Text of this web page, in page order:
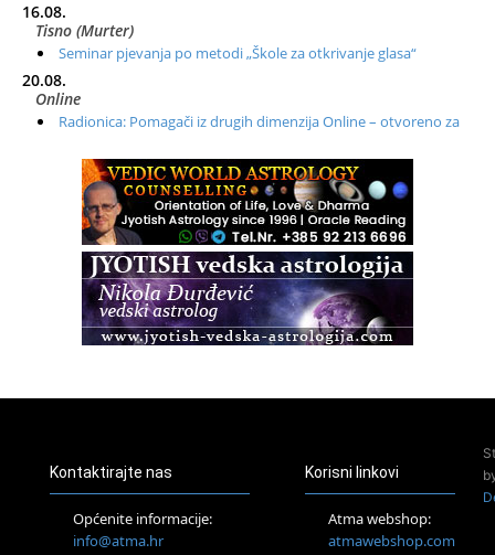
16.08.
Tisno (Murter)
Seminar pjevanja po metodi „Škole za otkrivanje glasa“
20.08.
Online
Radionica: Pomagači iz drugih dimenzija Online – otvoreno za
Zagreb+Online
Osnovni ThetaHealing® tečaj, Zagreb i Online
Access BARS®, otpusti stres
Access Energetski Facelift®
Tečaj Višeg Vodstva, razvijanja intuicije i Akaša zapisa
26.08.
Postanite Nositelj Vibracije Nove Zemlje
Kontaktirajte nas
Općenite informacije:
info@atma.hr
Korisni linkovi
Atma webshop:
atmawebshop.com